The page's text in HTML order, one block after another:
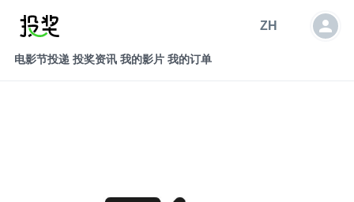
ZH
电影节投递 投奖资讯 我的影片 我的订单